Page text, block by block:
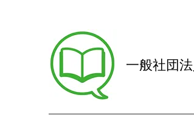
一般社団